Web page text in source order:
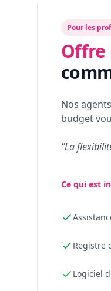
Pour les
Offre
Nos
budget
"La
Ce qui est
Registre
Logiciel